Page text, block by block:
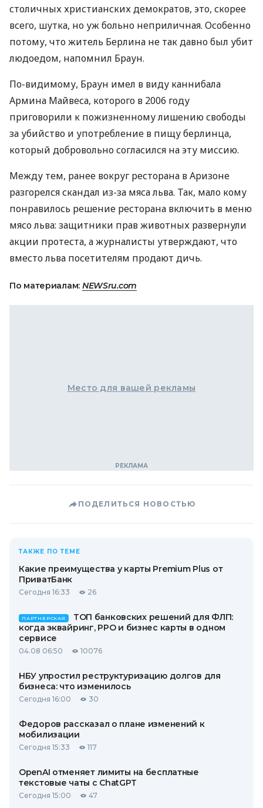
столичных христианских демократов, это, скорее
всего, шутка, но уж больно неприличная. Особенно
потому, что житель Берлина не так давно был убит
людоедом, напомнил Браун.
По-видимому, Браун имел в виду каннибала
Армина Майвеса, которого в 2006 году
приговорили к пожизненному лишению свободы
за убийство и употребление в пищу берлинца,
который добровольно согласился на эту миссию.
Между тем, ранее вокруг ресторана в Аризоне
разгорелся скандал из-за мяса льва. Так, мало кому
понравилось решение ресторана включить в меню
мясо льва: защитники прав животных развернули
акции протеста, а журналисты утверждают, что
вместо льва посетителям продают дичь.
По материалам: NEWSru.com
Место для вашей рекламы
ПОДЕЛИТЬСЯ НОВОСТЬЮ
ТАКЖЕ ПО ТЕМЕ
Какие преимущества у карты Premium Plus от
ПриватБанк
Сегодня 16:33 26
ПАРТНЕРСКАЯ
ТОП банковских решений для ФЛП:
когда эквайринг, РРО и бизнес карты в одном
сервисе
04.08 06:50 10076
НБУ упростил реструктуризацию долгов для
бизнеса: что изменилось
Сегодня 16:00 30
Федоров рассказал о плане изменений к
мобилизации
Сегодня 15:33 117
OpenAI отменяет лимиты на бесплатные
текстовые чаты с ChatGPT
Сегодня 15:00 47